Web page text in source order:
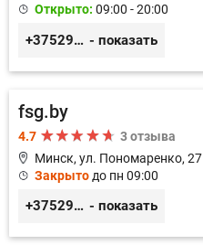
Открыто: 09:00 - 20:00
+375296518100 - показать
fsg.by
4.7
3 отзыва
Минск, ул. Пономаренко, 27
Закрыто до пн 09:00
+375291882338 - показать